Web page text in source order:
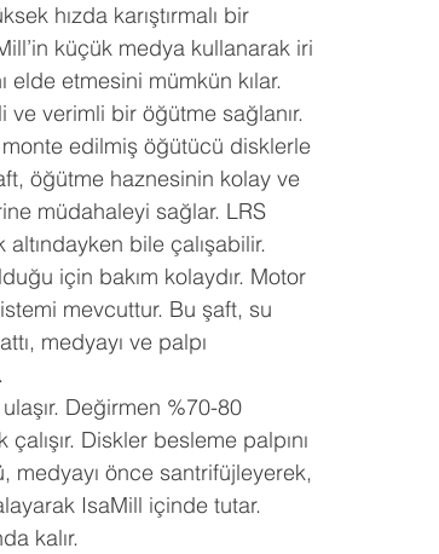
hızda karıştırmalı bir
küçük medya kullanarak iri
etmesini mümkün kılar.
verimli bir öğütme sağlanır.
edilmiş öğütücü disklerle
öğütme haznesinin kolay ve
müdahaleyi sağlar. LRS
bile çalışabilir.
için bakım kolaydır. Motor
mevcuttur. Bu şaft, su
medyayı ve palpı
Değirmen %70-80
Diskler besleme palpını
medyayı önce santrifüjleyerek,
IsaMill içinde tutar.
kalır.